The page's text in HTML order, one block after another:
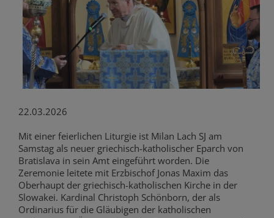
22.03.2026
Mit einer feierlichen Liturgie ist Milan Lach SJ am
Samstag als neuer griechisch-katholischer Eparch von
Bratislava in sein Amt eingeführt worden. Die
Zeremonie leitete mit Erzbischof Jonas Maxim das
Oberhaupt der griechisch-katholischen Kirche in der
Slowakei. Kardinal Christoph Schönborn, der als
Ordinarius für die Gläubigen der katholischen